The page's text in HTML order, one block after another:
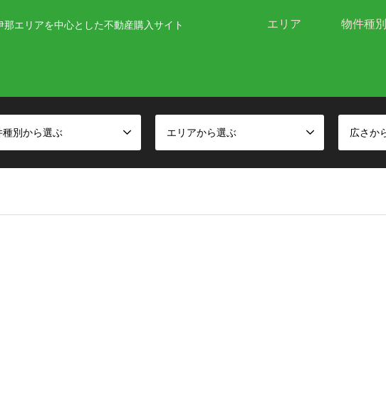
エリアを中心とした不動産購入サイト エリア 物件種別
種別から選ぶ エリアから選ぶ 広さか